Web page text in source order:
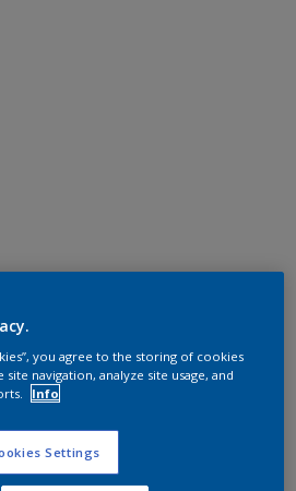
you agree to the storing of cookies
navigation, analyze site usage, and
Info
Settings